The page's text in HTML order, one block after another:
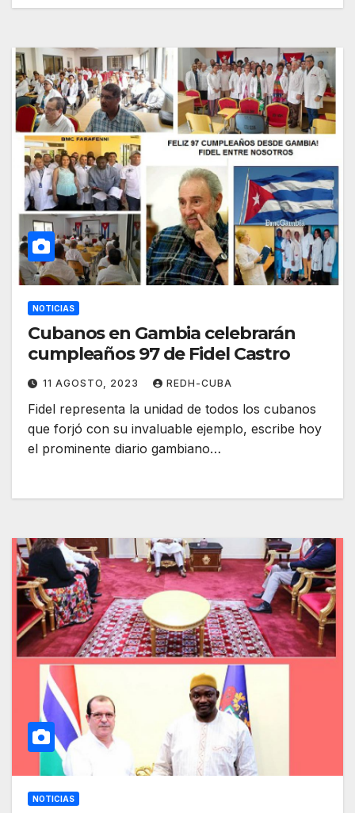
NOTICIAS
Cubanos en Gambia celebrarán
cumpleaños 97 de Fidel Castro
11 AGOSTO, 2023 REDH-CUBA
Fidel representa la unidad de todos los cubanos
que forjó con su invaluable ejemplo, escribe hoy
el prominente diario gambiano…
NOTICIAS